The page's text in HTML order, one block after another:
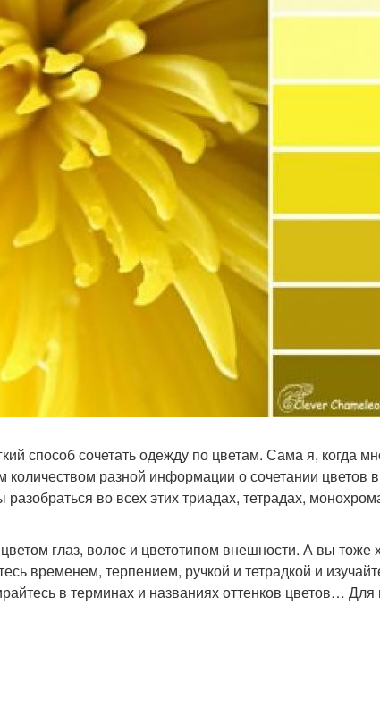
способ сочетать одежду по цветам. Сама я, когда
количеством разной информации о сочетании
во всех этих триадах, тетрадах,
глаз, волос и цветотипом внешности. А вы тоже
временем, терпением, ручкой и тетрадкой и
в терминах и названиях оттенков цветов…